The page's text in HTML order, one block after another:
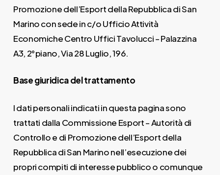
Promozione dell’Esport della Repubblica di San
Marino con sede in c/o Ufficio Attività
Economiche Centro Uffici Tavolucci – Palazzina
A3, 2°piano, Via 28 Luglio, 196.
Base giuridica del trattamento
I dati personali indicati in questa pagina sono
trattati dalla Commissione Esport – Autorità di
Controllo e di Promozione dell’Esport della
Repubblica di San Marino nell’esecuzione dei
propri compiti di interesse pubblico o comunque